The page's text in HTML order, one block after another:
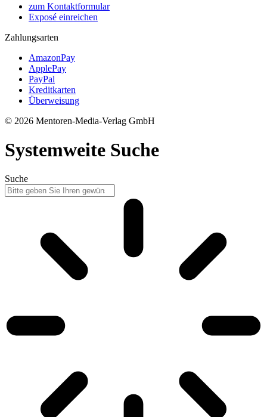
zum Kontaktformular
Exposé einreichen
Zahlungsarten
AmazonPay
ApplePay
PayPal
Kreditkarten
Überweisung
© 2026 Mentoren-Media-Verlag GmbH
Systemweite Suche
Suche